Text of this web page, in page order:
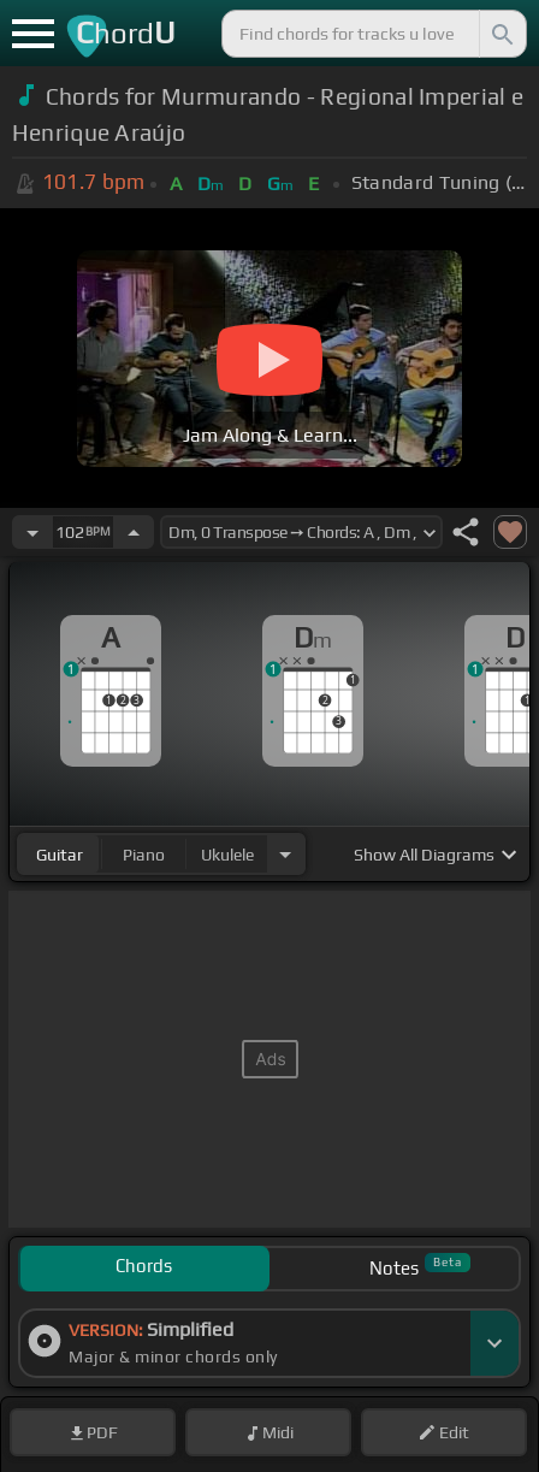
ChordU
Chords for Murmurando - Regional Imperial e
Henrique Araújo
101.7 bpm A Dm D Gm E Standard Tuning (EADGBE)
Jam Along & Learn...
102 BPM
A
1 2 3
1
Dm
2
3
1
1
D
1
1
Guitar Piano Ukulele ShowAll Diagrams
Chords Notes Beta
VERSION: Simplified
Major & minor chords only
PDF Midi Edit